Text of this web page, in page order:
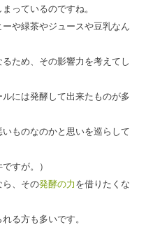
っているのですね。
や緑茶やジュースや豆乳なん
ため、その影響力を考えてし
には発酵して出来たものが多
ものなのかと思いを巡らして
すが。）
ら、その発酵の力 を借りたくな
る方も多いです。